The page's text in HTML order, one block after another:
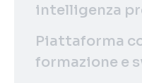
intelligenza
Piattaforma
formazione e